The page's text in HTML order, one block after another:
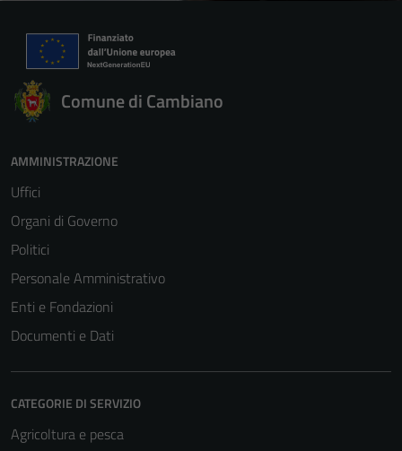
Comune di Cambiano
AMMINISTRAZIONE
Uffici
Organi di Governo
Politici
Personale Amministrativo
Enti e Fondazioni
Documenti e Dati
CATEGORIE DI SERVIZIO
Agricoltura e pesca